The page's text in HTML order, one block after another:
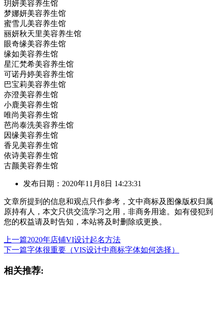
玥妍美容养生馆
梦娜妍美容养生馆
蜜雪儿美容养生馆
丽妍秋天里美容养生馆
眼奇缘美容养生馆
缘如美容养生馆
星汇梵希美容养生馆
可诺丹婷美容养生馆
巴宝莉美容养生馆
亦澄美容养生馆
小鹿美容养生馆
唯尚美容养生馆
芭尚泰洗美容养生馆
因缘美容养生馆
香见美容养生馆
依诗美容养生馆
古颜美容养生馆
发布日期：2020年11月8日 14:23:31
文章所提到的信息和观点只作参考，文中商标及图像版权归属
原持有人，本文只供交流学习之用，非商务用途。如有侵犯到
您的权益请及时告知，本站将及时删除或更换。
上一篇2020年店铺VI设计起名方法
下一篇字体很重要（VIS设计中商标字体如何选择）
相关推荐: